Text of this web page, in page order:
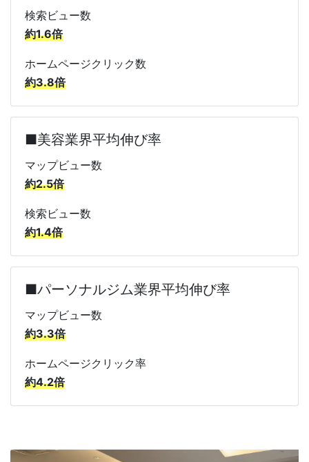
検索ビュー数
約1.6倍
ホームページクリック数
約3.8倍
■美容業界平均伸び率
マップビュー数
約2.5倍
検索ビュー数
約1.4倍
■パーソナルジム業界平均伸び率
マップビュー数
約3.3倍
ホームページクリック率
約4.2倍